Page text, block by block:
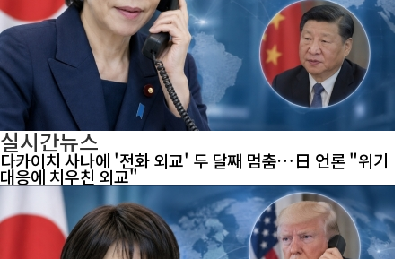
실시간뉴스
다카이치 사나에 '전화 외교' 두 달째 멈춤…日 언론 "위기
대응에 치우친 외교"